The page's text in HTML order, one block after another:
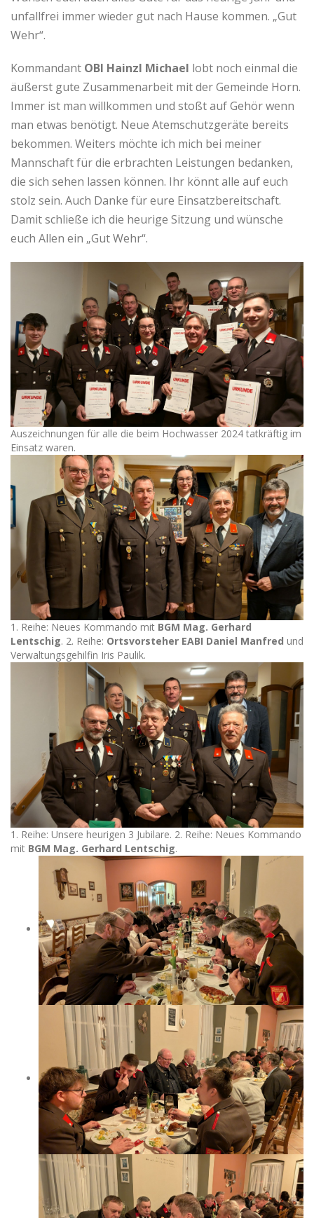
unfallfrei immer wieder gut nach Hause kommen. „Gut
Wehr“.
Kommandant OBI Hainzl Michael lobt noch einmal die
äußerst gute Zusammenarbeit mit der Gemeinde Horn.
Immer ist man willkommen und stoßt auf Gehör wenn
man etwas benötigt. Neue Atemschutzgeräte bereits
bekommen. Weiters möchte ich mich bei meiner
Mannschaft für die erbrachten Leistungen bedanken,
die sich sehen lassen können. Ihr könnt alle auf euch
stolz sein. Auch Danke für eure Einsatzbereitschaft.
Damit schließe ich die heurige Sitzung und wünsche
euch Allen ein „Gut Wehr“.
Auszeichnungen für alle die beim Hochwasser 2024 tatkräftig im
Einsatz waren.
1. Reihe: Neues Kommando mit BGM Mag. Gerhard
Lentschig. 2. Reihe: Ortsvorsteher EABI Daniel Manfred und
Verwaltungsgehilfin Iris Paulik.
1. Reihe: Unsere heurigen 3 Jubilare. 2. Reihe: Neues Kommando
mit BGM Mag. Gerhard Lentschig.